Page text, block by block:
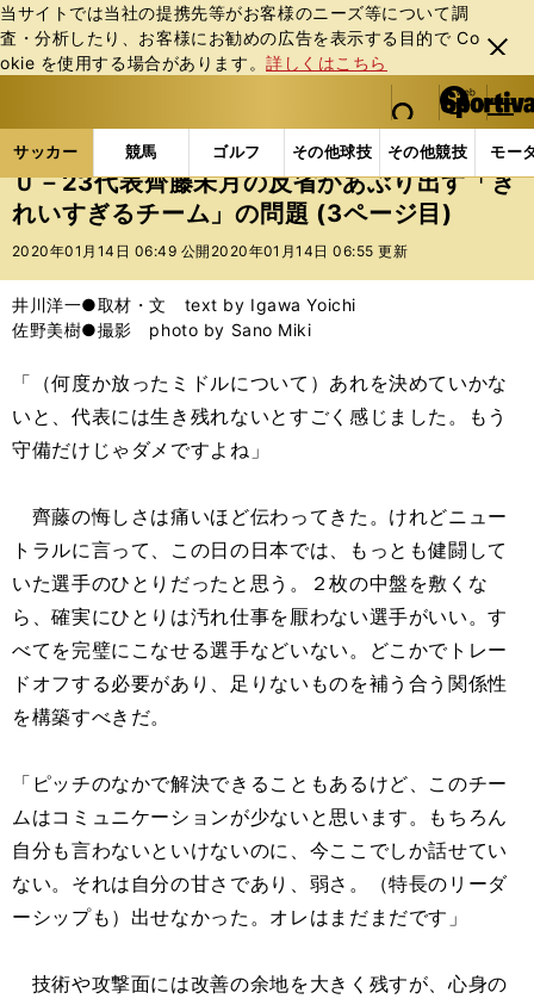
当サイトでは当社の提携先等がお客様のニーズ等について調
査・分析したり、お客様にお勧めの広告を表⽰する⽬的で Co
okie を使⽤する場合があります。詳しくはこちら
閉じ
る
web Sportiva (webスポルティーバ)
検索
マイペ
ー
ジ
メニュ
サッカー 競馬 ゴルフ その他球技 その他競技 モー
ス
ポ
ル
バ
サッカーの記事一覧 サッカー代表 日本代表 Ｕ
Ｕ－23代表齊藤未月の反省があぶり出す「き
れいすぎるチーム」の問題 (3ページ目)
2020年01月14日 06:49 公開 2020年01月14日 06:55 更新
井川洋一●取材・文 text by Igawa Yoichi
佐野美樹●撮影 photo by Sano Miki
「（何度か放ったミドルについて）あれを決めていかな
いと、代表には生き残れないとすごく感じました。もう
守備だけじゃダメですよね」
齊藤の悔しさは痛いほど伝わってきた。けれどニュー
トラルに言って、この日の日本では、もっとも健闘して
いた選手のひとりだったと思う。２枚の中盤を敷くな
ら、確実にひとりは汚れ仕事を厭わない選手がいい。す
べてを完璧にこなせる選手などいない。どこかでトレー
ドオフする必要があり、足りないものを補う合う関係性
を構築すべきだ。
「ピッチのなかで解決できることもあるけど、このチー
ムはコミュニケーションが少ないと思います。もちろん
自分も言わないといけないのに、今ここでしか話せてい
ない。それは自分の甘さであり、弱さ。（特長のリーダ
ーシップも）出せなかった。オレはまだまだです」
技術や攻撃面には改善の余地を大きく残すが、心身の